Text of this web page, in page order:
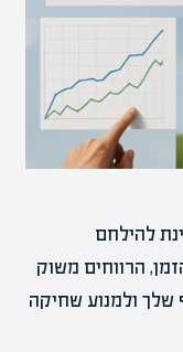
להילחם
הרווחים משוק
שלך ולמנוע שחיקה